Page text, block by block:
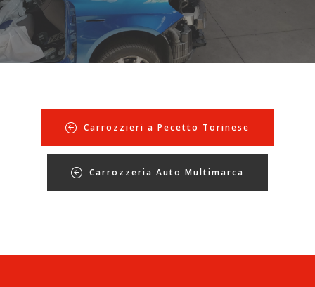
Carrozzieri a Pecetto Torinese
Carrozzeria Auto Multimarca